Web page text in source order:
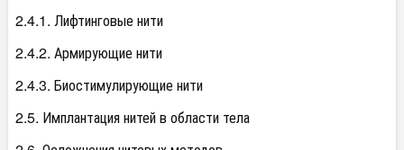
2.4.1. Лифтинговые нити
2.4.2. Армирующие нити
2.4.3. Биостимулирующие нити
2.5. Имплантация нитей в области тела